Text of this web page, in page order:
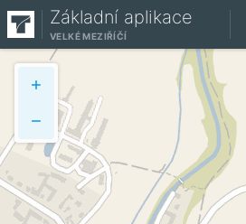
Základní aplikace
VELKÉ MEZIŘÍČÍ